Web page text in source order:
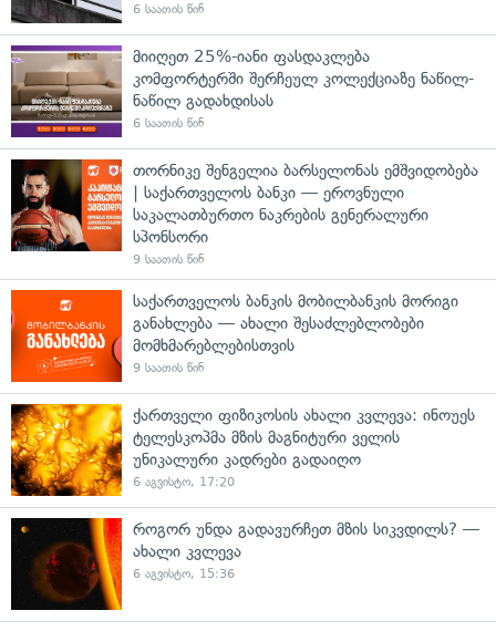
6 საათის წინ
მიიღეთ 25%-იანი ფასდაკლება
კომფორტერში შერჩეულ კოლექციაზე ნაწილ-
ნაწილ გადახდისას
6 საათის წინ
თორნიკე შენგელია ბარსელონას ემშვიდობება
| საქართველოს ბანკი — ეროვნული
საკალათბურთო ნაკრების გენერალური
სპონსორი
9 საათის წინ
საქართველოს ბანკის მობილბანკის მორიგი
განახლება — ახალი შესაძლებლობები
მომხმარებლებისთვის
9 საათის წინ
ქართველი ფიზიკოსის ახალი კვლევა: ინოუეს
ტელესკოპმა მზის მაგნიტური ველის
უნიკალური კადრები გადაიღო
6 აგვისტო, 17:20
როგორ უნდა გადავურჩეთ მზის სიკვდილს? —
ახალი კვლევა
6 აგვისტო, 15:36